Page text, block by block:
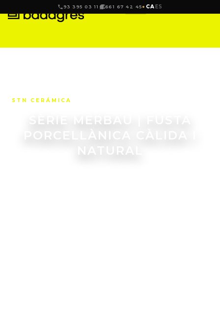
93 395 03 11 661 67 42 45 CA ES
SÈRIE MERBAU | FUSTA
PORCELLÀNICA CÀLIDA I
NATURAL
STN CERÁMICA